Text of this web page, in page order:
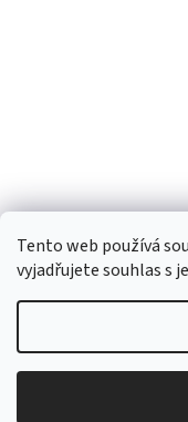
Tento web používá
vyjadřujete souhlas s